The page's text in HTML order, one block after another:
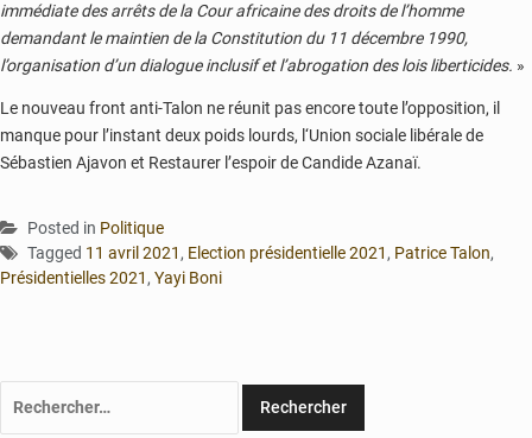
immédiate des arrêts de la Cour africaine des droits de l’homme
demandant le maintien de la Constitution du 11 décembre 1990,
l’organisation d’un dialogue inclusif et l’abrogation des lois liberticides. »
Le nouveau front anti-Talon ne réunit pas encore toute l’opposition, il
manque pour l’instant deux poids lourds, l‘Union sociale libérale de
Sébastien Ajavon et Restaurer l’espoir de Candide Azanaï.
Posted in Politique
Tagged 11 avril 2021 , Election présidentielle 2021 , Patrice Talon,
Présidentielles 2021 , Yayi Boni